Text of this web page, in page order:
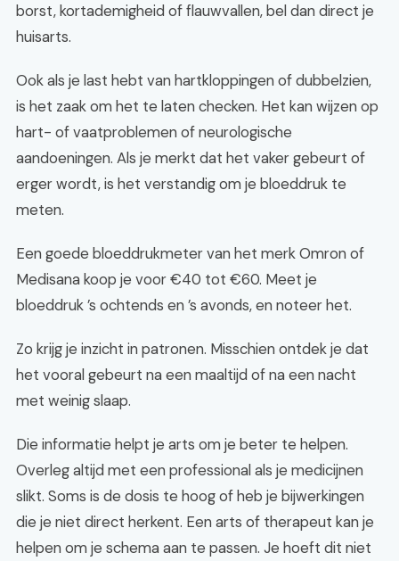
borst, kortademigheid of flauwvallen, bel dan direct je
huisarts.
Ook als je last hebt van hartkloppingen of dubbelzien,
is het zaak om het te laten checken. Het kan wijzen op
hart- of vaatproblemen of neurologische
aandoeningen. Als je merkt dat het vaker gebeurt of
erger wordt, is het verstandig om je bloeddruk te
meten.
Een goede bloeddrukmeter van het merk Omron of
Medisana koop je voor €40 tot €60. Meet je
bloeddruk ’s ochtends en ’s avonds, en noteer het.
Zo krijg je inzicht in patronen. Misschien ontdek je dat
het vooral gebeurt na een maaltijd of na een nacht
met weinig slaap.
Die informatie helpt je arts om je beter te helpen.
Overleg altijd met een professional als je medicijnen
slikt. Soms is de dosis te hoog of heb je bijwerkingen
die je niet direct herkent. Een arts of therapeut kan je
helpen om je schema aan te passen. Je hoeft dit niet